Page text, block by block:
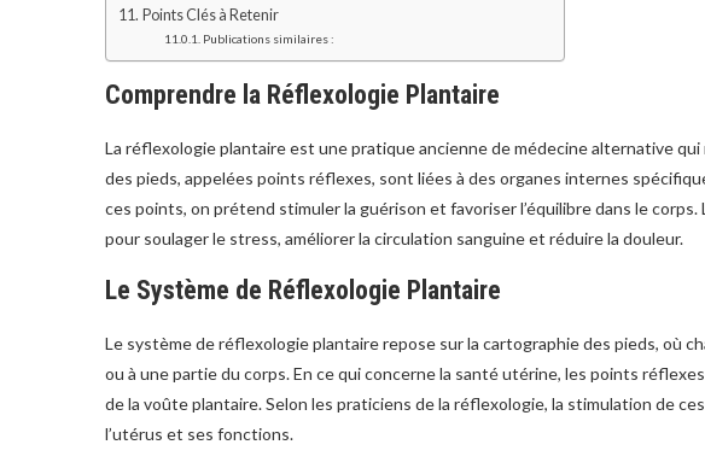
Points Clés à Retenir
Publications similaires :
Comprendre la Réflexologie Plantaire
La réflexologie plantaire est une pratique ancienne de médecine alternative
des pieds, appelées points réflexes, sont liées à des organes internes
ces points, on prétend stimuler la guérison et favoriser l’équilibre dans le
pour soulager le stress, améliorer la circulation sanguine et réduire la douleur.
Le Système de Réflexologie Plantaire
Le système de réflexologie plantaire repose sur la cartographie des pieds, où
ou à une partie du corps. En ce qui concerne la santé utérine, les points
de la voûte plantaire. Selon les praticiens de la réflexologie, la stimulation de
l’utérus et ses fonctions.